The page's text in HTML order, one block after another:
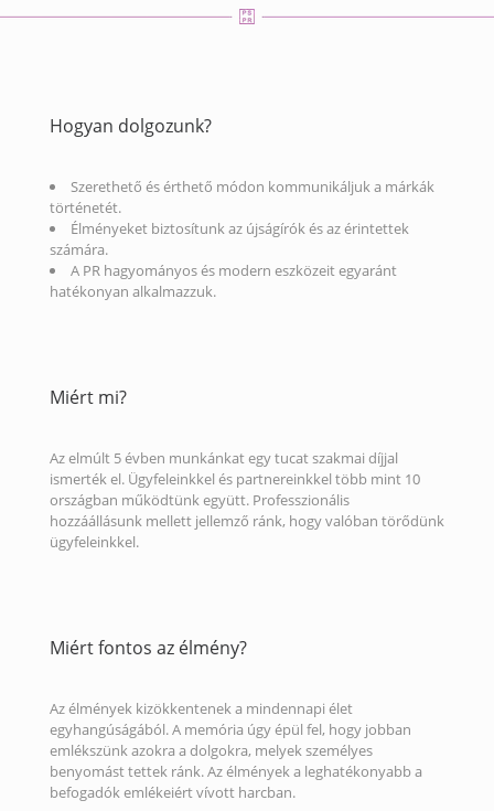
Hogyan dolgozunk?
Szerethető és érthető módon kommunikáljuk a márkák
történetét.
Élményeket biztosítunk az újságírók és az érintettek
számára.
A PR hagyományos és modern eszközeit egyaránt
hatékonyan alkalmazzuk.
Miért mi?
Az elmúlt 5 évben munkánkat egy tucat szakmai díjjal
ismerték el. Ügyfeleinkkel és partnereinkkel több mint 10
országban működtünk együtt. Professzionális
hozzáállásunk mellett jellemző ránk, hogy valóban törődünk
ügyfeleinkkel.
Miért fontos az élmény?
Az élmények kizökkentenek a mindennapi élet
egyhangúságából. A memória úgy épül fel, hogy jobban
emlékszünk azokra a dolgokra, melyek személyes
benyomást tettek ránk. Az élmények a leghatékonyabb a
befogadók emlékeiért vívott harcban.